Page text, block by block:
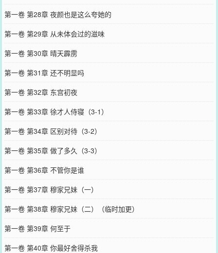
第一卷 第28章 夜颜也是这么夸她的
第一卷 第29章 从未体会过的滋味
第一卷 第30章 晴天霹雳
第一卷 第31章 还不明显吗
第一卷 第32章 东宫初夜
第一卷 第33章 徐才人侍寝（3-1）
第一卷 第34章 区别对待（3-2）
第一卷 第35章 做了多久（3-3）
第一卷 第36章 不管你是谁
第一卷 第37章 穆家兄妹（一）
第一卷 第38章 穆家兄妹（二）（临时加更）
第一卷 第39章 何至于
第一卷 第40章 你最好舍得杀我